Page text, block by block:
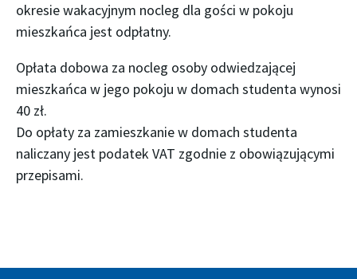
okresie wakacyjnym nocleg dla gości w pokoju
mieszkańca jest odpłatny.
Opłata dobowa za nocleg osoby odwiedzającej
mieszkańca w jego pokoju w domach studenta wynosi
40 zł.
Do opłaty za zamieszkanie w domach studenta
naliczany jest podatek VAT zgodnie z obowiązującymi
przepisami.